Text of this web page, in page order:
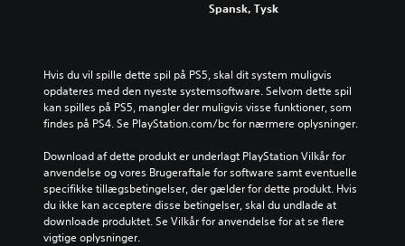
Spansk, Tysk
Hvis du vil spille dette spil på PS5, skal dit system muligvis
opdateres med den nyeste systemsoftware. Selvom dette spil
kan spilles på PS5, mangler der muligvis visse funktioner, som
findes på PS4. Se PlayStation.com/bc for nærmere oplysninger.
Download af dette produkt er underlagt PlayStation Vilkår for
anvendelse og vores Brugeraftale for software samt eventuelle
specifikke tillægsbetingelser, der gælder for dette produkt. Hvis
du ikke kan acceptere disse betingelser, skal du undlade at
downloade produktet. Se Vilkår for anvendelse for at se flere
vigtige oplysninger.